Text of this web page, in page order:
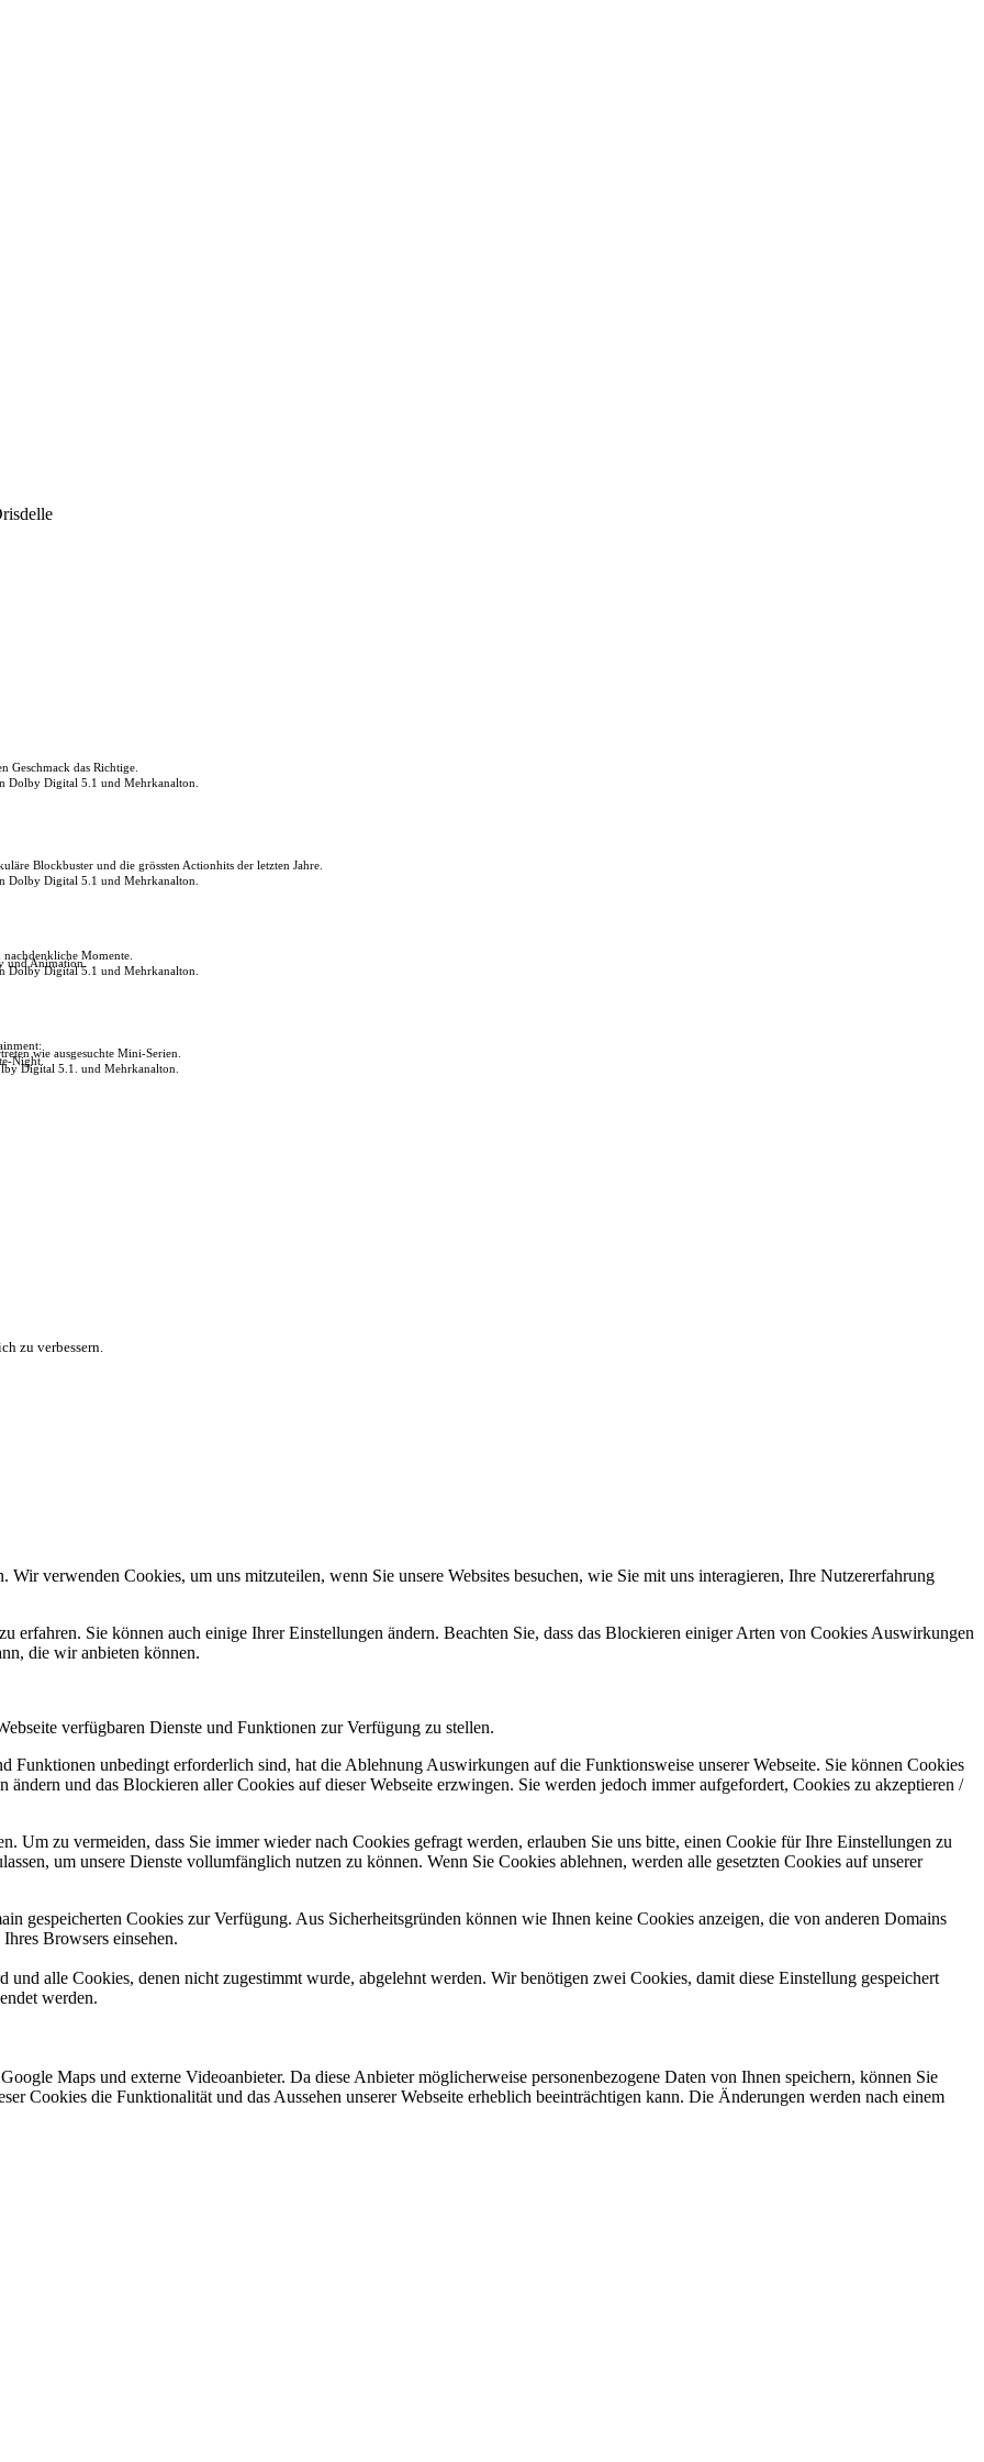
Geschmack das Richtige.
Dolby Digital 5.1 und Mehrkanalton.
Blockbuster und die grössten Actionhits der letzten Jahre.
Dolby Digital 5.1 und Mehrkanalton.
Momente.
und Animation.
Dolby Digital 5.1 und Mehrkanalton.
wie ausgesuchte Mini-Serien.
Night.
Digital 5.1. und Mehrkanalton.
zu verbessern.
verwenden Cookies, um uns mitzuteilen, wenn Sie unsere Websites besuchen, wie Sie mit uns interagieren, Ihre Nutzererfahrung
erfahren. Sie können auch einige Ihrer Einstellungen ändern. Beachten Sie, dass das Blockieren einiger Arten von Cookies Auswirkungen
die wir anbieten können.
verfügbaren Dienste und Funktionen zur Verfügung zu stellen.
Funktionen unbedingt erforderlich sind, hat die Ablehnung Auswirkungen auf die Funktionsweise unserer Webseite. Sie können Cookies
und das Blockieren aller Cookies auf dieser Webseite erzwingen. Sie werden jedoch immer aufgefordert, Cookies zu akzeptieren /
Um zu vermeiden, dass Sie immer wieder nach Cookies gefragt werden, erlauben Sie uns bitte, einen Cookie für Ihre Einstellungen zu
um unsere Dienste vollumfänglich nutzen zu können. Wenn Sie Cookies ablehnen, werden alle gesetzten Cookies auf unserer
gespeicherten Cookies zur Verfügung. Aus Sicherheitsgründen können wie Ihnen keine Cookies anzeigen, die von anderen Domains
Browsers einsehen.
alle Cookies, denen nicht zugestimmt wurde, abgelehnt werden. Wir benötigen zwei Cookies, damit diese Einstellung gespeichert
werden.
Maps und externe Videoanbieter. Da diese Anbieter möglicherweise personenbezogene Daten von Ihnen speichern, können Sie
Cookies die Funktionalität und das Aussehen unserer Webseite erheblich beeinträchtigen kann. Die Änderungen werden nach einem